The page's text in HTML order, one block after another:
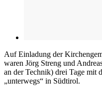
Auf Einladung der
waren Jörg Streng und
an der Technik) drei Tage mit
„unterwegs“ in Südtirol.